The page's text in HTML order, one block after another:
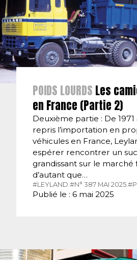
POIDS LOURDS Les
en France (Partie 2)
Deuxième partie : De 1971
repris l’importation en
véhicules en France,
espérer rencontrer un
grandissant sur le marché
d’autant que…
#LEYLAND. #N° 387 MAI 2025.
Publié le : 6 mai 2025